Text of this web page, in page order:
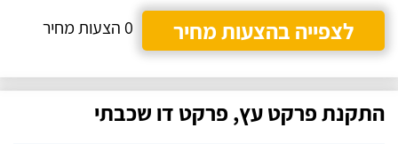
לצפייה בהצעות מחיר
0 הצעות מחיר
התקנת פרקט עץ, פרקט דו שכבתי